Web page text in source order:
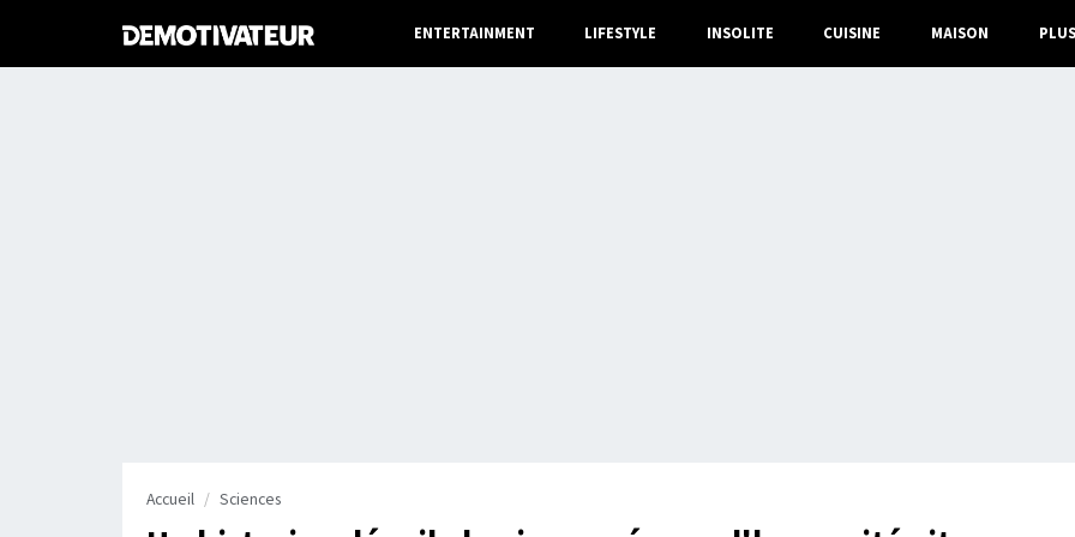
ENTERTAINMENT LIFESTYLE INSOLITE CUISINE MAISON PLUS
Accueil Sciences